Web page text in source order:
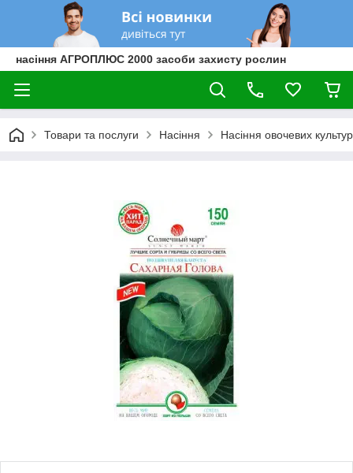
насіння АГРОПЛЮС 2000 засоби захисту рослин
Товари та послуги Насіння Насіння овочевих культур